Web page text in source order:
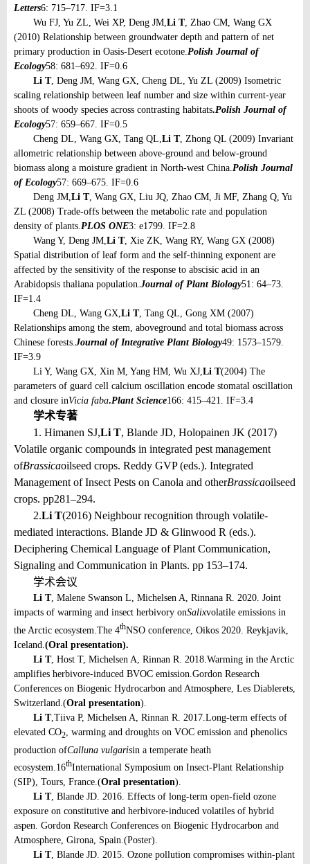
Letters6: 715–717. IF=3.1
Wu FJ, Yu ZL, Wei XP, Deng JM,Li T, Zhao CM, Wang GX
(2010) Relationship between groundwater depth and pattern of net
primary production in Oasis-Desert ecotone.Polish Journal of
Ecology58: 681–692. IF=0.6
Li T, Deng JM, Wang GX, Cheng DL, Yu ZL (2009) Isometric
scaling relationship between leaf number and size within current-year
shoots of woody species across contrasting habitats.Polish Journal of
Ecology57: 659–667. IF=0.5
Cheng DL, Wang GX, Tang QL,Li T, Zhong QL (2009) Invariant
allometric relationship between above-ground and below-ground
biomass along a moisture gradient in North-west China.Polish Journal
of Ecology57: 669–675. IF=0.6
Deng JM,Li T, Wang GX, Liu JQ, Zhao CM, Ji MF, Zhang Q, Yu
ZL (2008) Trade-offs between the metabolic rate and population
density of plants.PLOS ONE3: e1799. IF=2.8
Wang Y, Deng JM,Li T, Xie ZK, Wang RY, Wang GX (2008)
Spatial distribution of leaf form and the self-thinning exponent are
affected by the sensitivity of the response to abscisic acid in an
Arabidopsis thaliana population.Journal of Plant Biology51: 64–73.
IF=1.4
Cheng DL, Wang GX,Li T, Tang QL, Gong XM (2007)
Relationships among the stem, aboveground and total biomass across
Chinese forests.Journal of Integrative Plant Biology49: 1573–1579.
IF=3.9
Li Y, Wang GX, Xin M, Yang HM, Wu XJ,Li T(2004) The
parameters of guard cell calcium oscillation encode stomatal oscillation
and closure inVicia faba.Plant Science166: 415–421. IF=3.4
学术专著
1. Himanen SJ,Li T, Blande JD, Holopainen JK (2017)
Volatile organic compounds in integrated pest management
ofBrassicaoilseed crops. Reddy GVP (eds.). Integrated
Management of Insect Pests on Canola and otherBrassicaoilseed
crops. pp281–294.
2.Li T(2016) Neighbour recognition through volatile-
mediated interactions. Blande JD & Glinwood R (eds.).
Deciphering Chemical Language of Plant Communication,
Signaling and Communication in Plants. pp 153–174.
学术会议
Li T, Malene Swanson L, Michelsen A, Rinnana R. 2020. Joint
impacts of warming and insect herbivory onSalixvolatile emissions in
the Arctic ecosystem. The 4thNSO conference, Oikos 2020. Reykjavik,
Iceland. (Oral presentation).
Li T, Host T, Michelsen A, Rinnan R. 2018. Warming in the Arctic
amplifies herbivore-induced BVOC emission. Gordon Research
Conferences on Biogenic Hydrocarbon and Atmosphere, Les Diablerets,
Switzerland. (Oral presentation).
Li T, Tiiva P, Michelsen A, Rinnan R. 2017. Long-term effects of
elevated CO2 , warming and droughts on VOC emission and phenolics
production ofCalluna vulgarisin a temperate heath
ecosystem.16thInternational Symposium on Insect-Plant Relationship
(SIP), Tours, France.(Oral presentation).
Li T, Blande JD. 2016. Effects of long-term open-field ozone
exposure on constitutive and herbivore-induced volatiles of hybrid
aspen. Gordon Research Conferences on Biogenic Hydrocarbon and
Atmosphere, Girona, Spain.(Poster).
Li T, Blande JD. 2015. Ozone pollution compromises within-plant